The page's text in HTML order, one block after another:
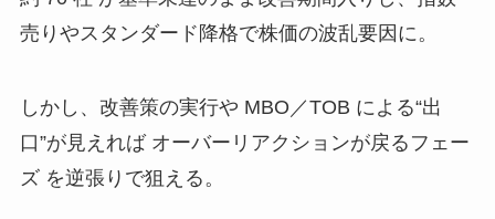
売りやスタンダード降格で株価の波乱要因に。
しかし、改善策の実行や MBO／TOB による“出
口”が見えれば オーバーリアクションが戻るフェー
ズ を逆張りで狙える。